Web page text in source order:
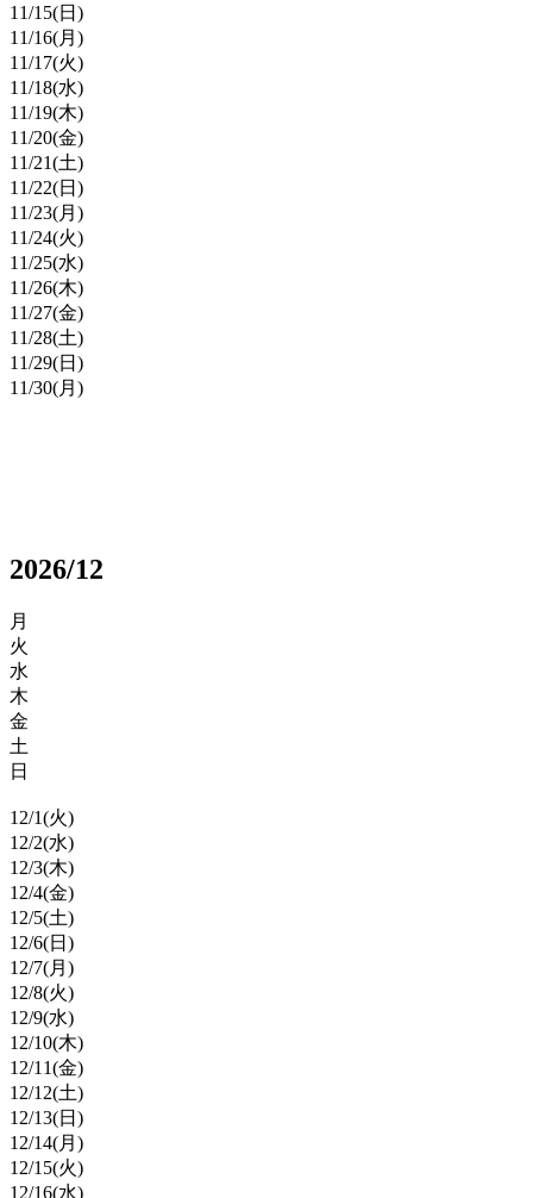
11/15(日)
11/16(月)
11/17(火)
11/18(水)
11/19(木)
11/20(金)
11/21(土)
11/22(日)
11/23(月)
11/24(火)
11/25(水)
11/26(木)
11/27(金)
11/28(土)
11/29(日)
11/30(月)
2026/12
月
火
水
木
金
土
日
12/1(火)
12/2(水)
12/3(木)
12/4(金)
12/5(土)
12/6(日)
12/7(月)
12/8(火)
12/9(水)
12/10(木)
12/11(金)
12/12(土)
12/13(日)
12/14(月)
12/15(火)
12/16(水)